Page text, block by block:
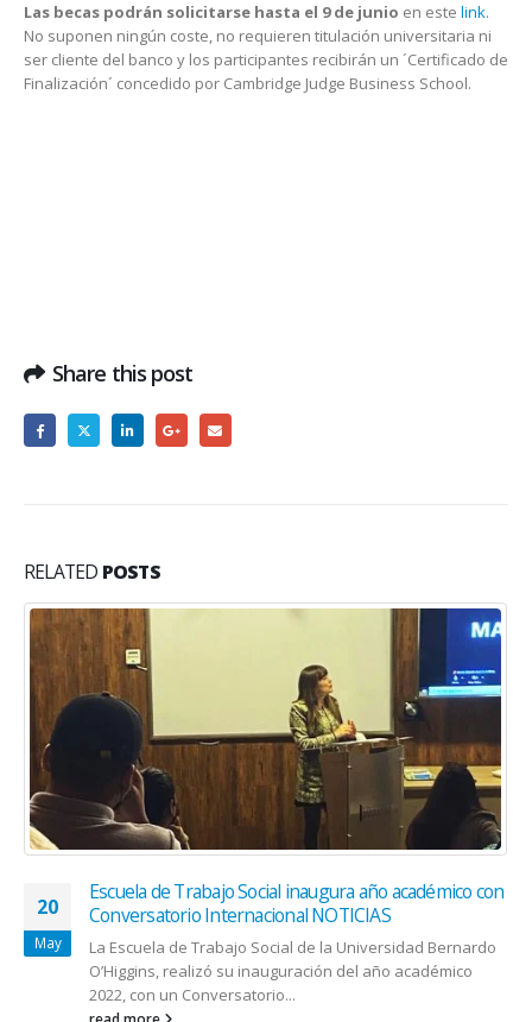
Las becas podrán solicitarse hasta el 9 de junio en este link.
No suponen ningún coste, no requieren titulación universitaria ni
ser cliente del banco y los participantes recibirán un ´Certificado de
Finalización´ concedido por Cambridge Judge Business School.
Share this post
RELATED POSTS
20
May
Escuela de Trabajo Social inaugura año académico con
Conversatorio Internacional NOTICIAS
La Escuela de Trabajo Social de la Universidad Bernardo
O’Higgins, realizó su inauguración del año académico
2022, con un Conversatorio...